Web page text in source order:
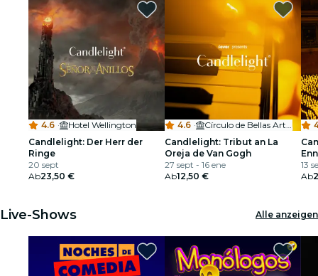
4.6 ·
Hotel Wellington
Candlelight: Der Herr der
Ringe
20 sept
Ab23,50 €
4.6 ·
Círculo de Bellas Artes
Candlelight: Tribut an La
Oreja de Van Gogh
27 sept - 16 ene
Ab12,50 €
13
Ab
Live-Shows Alle anzeigen